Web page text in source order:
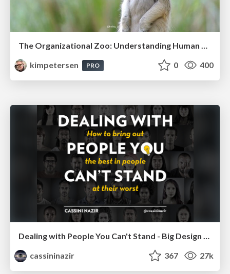
The Organizational Zoo: Understanding Human Behavior Agility Through Metaphoric Constructive Conversations (based on the works of Arthur Shelley, Ph.D)
kimpetersen
PRO 0 400
Dealing with People You Can't Stand - Big Design 2015
cassininazir
367 27k